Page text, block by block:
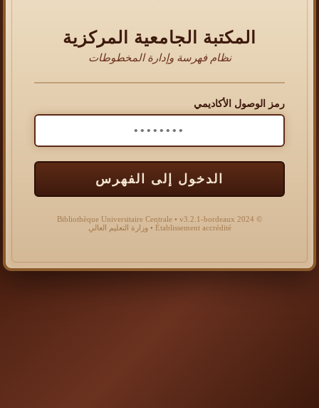
المكتبة الجامعية المركزية
نظام فهرسة وإدارة المخطوطات
رمز الوصول الأكاديمي
الدخول إلى الفهرس
© 2024 Bibliothèque Universitaire Centrale • v3.2.1-bordeaux
Établissement accrédité • وزارة التعليم العالي